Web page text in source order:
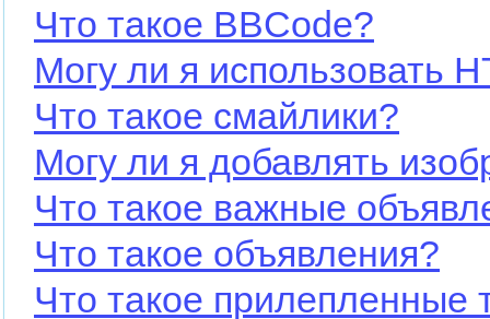
Что такое BBCode?
Могу ли я использовать
Что такое смайлики?
Могу ли я добавлять
Что такое важные
Что такое объявления?
Что такое прилепленные